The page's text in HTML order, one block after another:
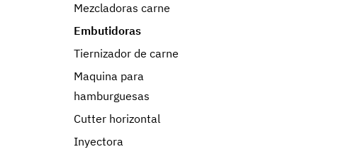
Mezcladoras carne
Embutidoras
Tiernizador de carne
Maquina para
hamburguesas
Cutter horizontal
Inyectora